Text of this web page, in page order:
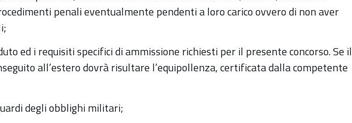
penali eventualmente pendenti a loro carico ovvero di non aver
ed i requisiti specifici di ammissione richiesti per il presente concorso. Se il
all’estero dovrà risultare l’equipollenza, certificata dalla competente
degli obblighi militari;